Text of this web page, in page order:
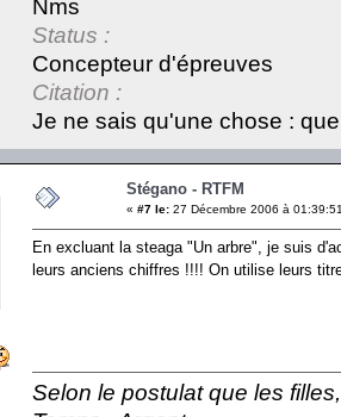
Nms
Status :
Concepteur d'épreuves
Citation :
Je ne sais qu'une chose :
Stégano - RTFM
« #7 le: 27 Décembre 2006 à
En excluant la steaga "Un arbre", je suis
leurs anciens chiffres !!!! On utilise leurs
Selon le postulat que les